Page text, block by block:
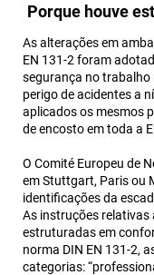
Porque houve
As alterações em
EN 131-2 foram
segurança no trabalho
perigo de acidentes a
aplicados os mesmos
de encosto em toda a
O Comité Europeu de
em Stuttgart, Paris ou
identificações da
As instruções relativas
estruturadas em
norma DIN EN 131-2,
categorias: